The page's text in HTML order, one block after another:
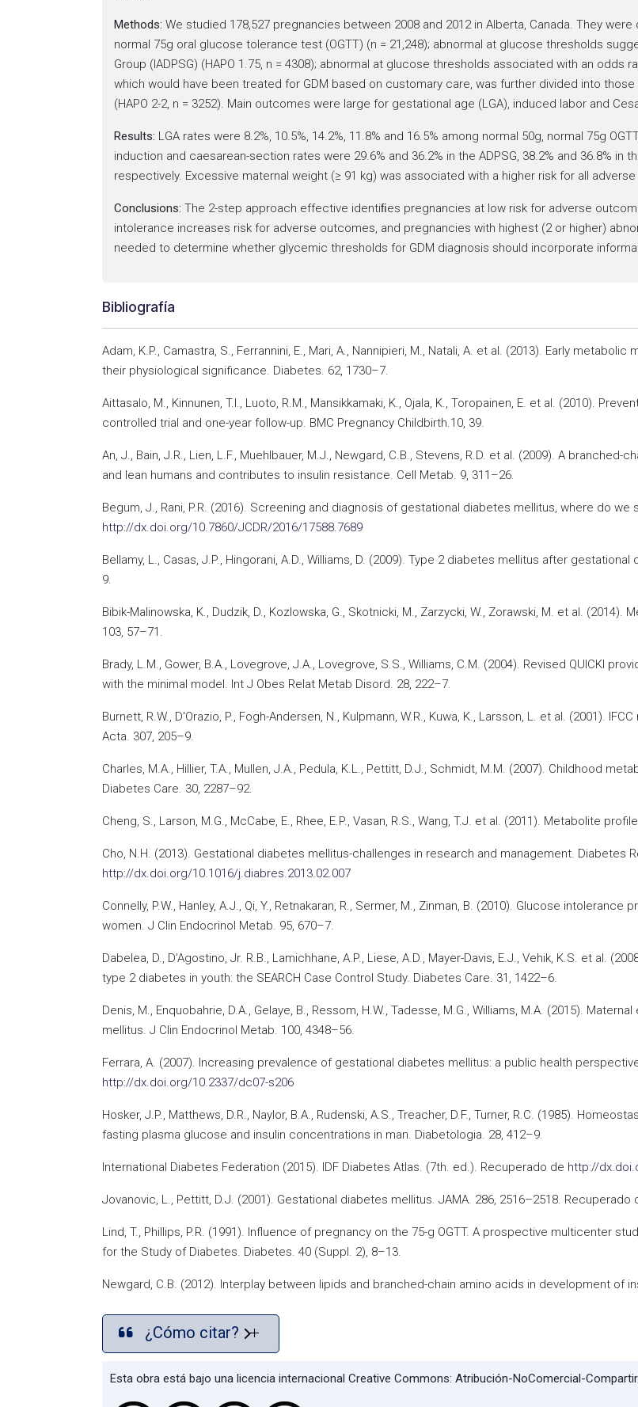
Methods: We studied 178,527 pregnancies between 2008 and 2012 in Alberta, Canada. They
normal 75g oral glucose tolerance test (OGTT) (n = 21,248); abnormal at glucose thresholds
Group (IADPSG) (HAPO 1.75, n = 4308); abnormal at glucose thresholds associated with an
which would have been treated for GDM based on customary care, was further divided into those
(HAPO 2-2, n = 3252). Main outcomes were large for gestational age (LGA), induced labor and
Results: LGA rates were 8.2%, 10.5%, 14.2%, 11.8% and 16.5% among normal 50g, normal 75g
induction and caesarean-section rates were 29.6% and 36.2% in the ADPSG, 38.2% and 36.8% in
respectively. Excessive maternal weight (≥ 91 kg) was associated with a higher risk for all
Conclusions: The 2-step approach effective identiﬁes pregnancies at low risk for adverse
intolerance increases risk for adverse outcomes, and pregnancies with highest (2 or higher)
needed to determine whether glycemic thresholds for GDM diagnosis should incorporate
Bibliografía
Adam, K.P., Camastra, S., Ferrannini, E., Mari, A., Nannipieri, M., Natali, A. et al. (2013). Early
their physiological significance. Diabetes. 62, 1730–7.
Aittasalo, M., Kinnunen, T.I., Luoto, R.M., Mansikkamaki, K., Ojala, K., Toropainen, E. et al. (2010).
controlled trial and one-year follow-up. BMC Pregnancy Childbirth.10, 39.
An, J., Bain, J.R., Lien, L.F., Muehlbauer, M.J., Newgard, C.B., Stevens, R.D. et al. (2009). A
and lean humans and contributes to insulin resistance. Cell Metab. 9, 311–26.
Begum, J., Rani, P.R. (2016). Screening and diagnosis of gestational diabetes mellitus, where do we
http://dx.doi.org/10.7860/JCDR/2016/17588.7689
Bellamy, L., Casas, J.P., Hingorani, A.D., Williams, D. (2009). Type 2 diabetes mellitus after
9.
Bibik-Malinowska, K., Dudzik, D., Kozlowska, G., Skotnicki, M., Zarzycki, W., Zorawski, M. et al.
103, 57–71.
Brady, L.M., Gower, B.A., Lovegrove, J.A., Lovegrove, S.S., Williams, C.M. (2004). Revised QUICKI
with the minimal model. Int J Obes Relat Metab Disord. 28, 222–7.
Burnett, R.W., D'Orazio, P., Fogh-Andersen, N., Kulpmann, W.R., Kuwa, K., Larsson, L. et al. (2001).
Acta. 307, 205–9.
Charles, M.A., Hillier, T.A., Mullen, J.A., Pedula, K.L., Pettitt, D.J., Schmidt, M.M. (2007). Childhood
Diabetes Care. 30, 2287–92.
Cheng, S., Larson, M.G., McCabe, E., Rhee, E.P., Vasan, R.S., Wang, T.J. et al. (2011). Metabolite
Cho, N.H. (2013). Gestational diabetes mellitus-challenges in research and management. Diabetes
http://dx.doi.org/10.1016/j.diabres.2013.02.007
Connelly, P.W., Hanley, A.J., Qi, Y., Retnakaran, R., Sermer, M., Zinman, B. (2010). Glucose
women. J Clin Endocrinol Metab. 95, 670–7.
Dabelea, D., D’Agostino, Jr. R.B., Lamichhane, A.P., Liese, A.D., Mayer-Davis, E.J., Vehik, K.S. et al.
type 2 diabetes in youth: the SEARCH Case Control Study. Diabetes Care. 31, 1422–6.
Denis, M., Enquobahrie, D.A., Gelaye, B., Ressom, H.W., Tadesse, M.G., Williams, M.A. (2015).
mellitus. J Clin Endocrinol Metab. 100, 4348–56.
Ferrara, A. (2007). Increasing prevalence of gestational diabetes mellitus: a public health
http://dx.doi.org/10.2337/dc07-s206
Hosker, J.P., Matthews, D.R., Naylor, B.A., Rudenski, A.S., Treacher, D.F., Turner, R.C. (1985).
fasting plasma glucose and insulin concentrations in man. Diabetologia. 28, 412–9.
International Diabetes Federation (2015). IDF Diabetes Atlas. (7th. ed.). Recuperado de http://
Jovanovic, L., Pettitt, D.J. (2001). Gestational diabetes mellitus. JAMA. 286, 2516–2518. Recuperado
Lind, T., Phillips, P.R. (1991). Influence of pregnancy on the 75-g OGTT. A prospective multicenter
for the Study of Diabetes. Diabetes. 40 (Suppl. 2), 8–13.
Newgard, C.B. (2012). Interplay between lipids and branched-chain amino acids in development of
¿Cómo citar?
Esta obra está bajo una licencia internacional Creative Commons: Atribución-NoComercial-